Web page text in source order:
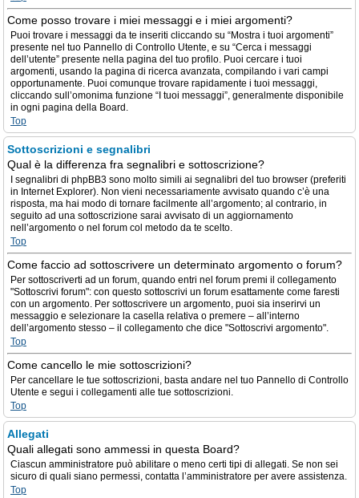
Come posso trovare i miei messaggi e i miei argomenti?
Puoi trovare i messaggi da te inseriti cliccando su “Mostra i tuoi argomenti”
presente nel tuo Pannello di Controllo Utente, e su “Cerca i messaggi
dell’utente” presente nella pagina del tuo profilo. Puoi cercare i tuoi
argomenti, usando la pagina di ricerca avanzata, compilando i vari campi
opportunamente. Puoi comunque trovare rapidamente i tuoi messaggi,
cliccando sull’omonima funzione “I tuoi messaggi”, generalmente disponibile
in ogni pagina della Board.
Top
Sottoscrizioni e segnalibri
Qual è la differenza fra segnalibri e sottoscrizione?
I segnalibri di phpBB3 sono molto simili ai segnalibri del tuo browser (preferiti
in Internet Explorer). Non vieni necessariamente avvisato quando c’è una
risposta, ma hai modo di tornare facilmente all’argomento; al contrario, in
seguito ad una sottoscrizione sarai avvisato di un aggiornamento
nell’argomento o nel forum col metodo da te scelto.
Top
Come faccio ad sottoscrivere un determinato argomento o forum?
Per sottoscriverti ad un forum, quando entri nel forum premi il collegamento
"Sottoscrivi forum": con questo sottoscrivi un forum esattamente come faresti
con un argomento. Per sottoscrivere un argomento, puoi sia inserirvi un
messaggio e selezionare la casella relativa o premere – all’interno
dell’argomento stesso – il collegamento che dice "Sottoscrivi argomento".
Top
Come cancello le mie sottoscrizioni?
Per cancellare le tue sottoscrizioni, basta andare nel tuo Pannello di Controllo
Utente e segui i collegamenti alle tue sottoscrizioni.
Top
Allegati
Quali allegati sono ammessi in questa Board?
Ciascun amministratore può abilitare o meno certi tipi di allegati. Se non sei
sicuro di quali siano permessi, contatta l’amministratore per avere assistenza.
Top